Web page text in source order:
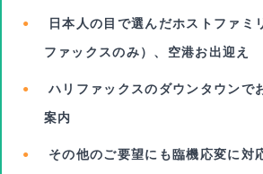
日本人の目で選んだホストファミ
ファックスのみ）、空港お出迎え
ハリファックスのダウンタウンで
案内
その他のご要望にも臨機応変に対